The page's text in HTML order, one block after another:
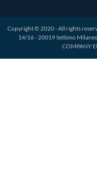
Copyright © 2020 - All rights
14/16 - 20019 Settimo
COMPANY